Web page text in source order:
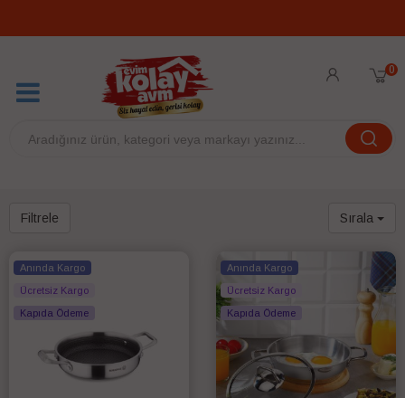
0
Filtrele Sırala
Anında Kargo
Ücretsiz Kargo
Kapıda Ödeme
Anında Kargo
Ücretsiz Kargo
Kapıda Ödeme